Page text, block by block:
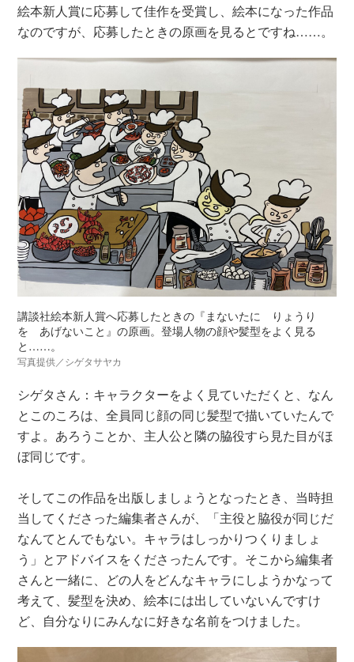
絵本新人賞に応募して佳作を受賞し、絵本になった作品
なのですが、応募したときの原画を見るとですね……。
講談社絵本新人賞へ応募したときの『まないたに りょうり
を あげないこと』の原画。登場人物の顔や髪型をよく見る
と……。
写真提供／シゲタサヤカ
シゲタさん：キャラクターをよく見ていただくと、なん
とこのころは、全員同じ顔の同じ髪型で描いていたんで
すよ。あろうことか、主人公と隣の脇役すら見た目がほ
ぼ同じです。
そしてこの作品を出版しましょうとなったとき、当時担
当してくださった編集者さんが、「主役と脇役が同じだ
なんてとんでもない。キャラはしっかりつくりましょ
う」とアドバイスをくださったんです。そこから編集者
さんと一緒に、どの人をどんなキャラにしようかなって
考えて、髪型を決め、絵本には出していないんですけ
ど、自分なりにみんなに好きな名前をつけました。